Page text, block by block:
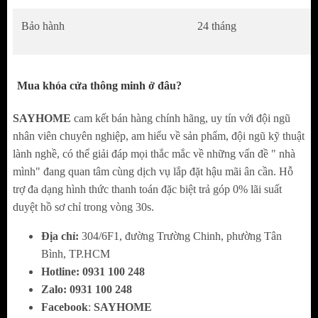
5 phương thức mở khóa cùng 1 sản phẩm: vân tay,
chỉ mất 0,5S , công nghệ Live-scan nhận dạng qua
nhiệt độ cơ thể và tế bào da, do đó không thể mở
cửa bằng dấu vân tay giả được. Kèm theo 2 thẻ từ
và 2 chìa cơ duy nhất chống sao chép có thể mở
cửa, không có chiếc thứ 3 có thể mở khóa.
Bộ nhớ lưu trữ dữ liệu lớn
Phù hợp để lắp cửa biệt thự, chung cư, hộ gia
đình, văn phòng, nhà hàng, khách sạn do đó thiết
bị cần có bộ nhớ cao để có thể đáp ứng mọi nhu
cầu. Sản phẩm có thể đăng ký tới 100 dấu vân tay,
Bảo hành 24 tháng
Mua khóa cửa thông minh ở đâu?
SAYHOME cam kết bán hàng chính hãng, uy tín với đội ngũ
nhân viên chuyên nghiệp, am hiểu về sản phẩm, đội ngũ kỹ thuật
lành nghề, có thể giải đáp mọi thắc mắc về những vấn đề " nhà
mình" đang quan tâm cùng dịch vụ lắp đặt hậu mãi ân cần. Hỗ
trợ đa dạng hình thức thanh toán đặc biệt trả góp 0% lãi suất
duyệt hồ sơ chỉ trong vòng 30s.
Địa chỉ: 304/6F1, đường Trường Chinh, phường Tân
Bình, TP.HCM
Hotline: 0931 100 248
Zalo: 0931 100 248
Facebook: SAYHOME